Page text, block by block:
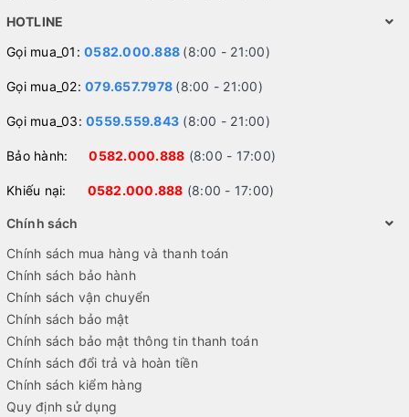
HOTLINE
Gọi mua_01: 0582.000.888 (8:00 - 21:00)
Gọi mua_02: 079.657.7978 (8:00 - 21:00)
Gọi mua_03: 0559.559.843 (8:00 - 21:00)
Bảo hành:0582.000.888 (8:00 - 17:00)
Khiếu nại: 0582.000.888 (8:00 - 17:00)
Chính sách
Chính sách mua hàng và thanh toán
Chính sách bảo hành
Chính sách vận chuyển
Chính sách bảo mật
Chính sách bảo mật thông tin thanh toán
Chính sách đổi trả và hoàn tiền
Chính sách kiểm hàng
Quy định sử dụng